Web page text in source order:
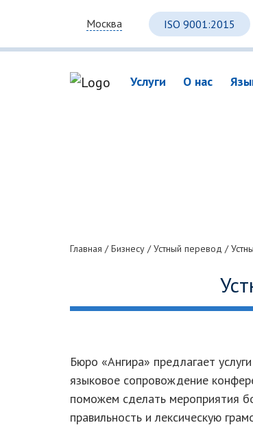
Москва ISO 9001:2015
Услуги О нас
Главная /Бизнесу /Устный перевод /
Бюро «Ангира» предлагает
языковое сопровождение
поможем сделать мероприятия
правильность и лексическую